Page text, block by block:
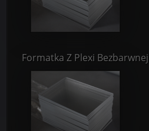
Formatka Z Plexi